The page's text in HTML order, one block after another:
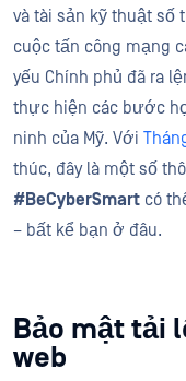
và tài sản kỹ thuật số
cuộc tấn công mạng
yếu Chính phủ đã ra
thực hiện các bước
ninh của Mỹ. Với
thúc, đây là một số
#BeCyberSmart có
– bất kể bạn ở đâu.
Bảo mật tải
web